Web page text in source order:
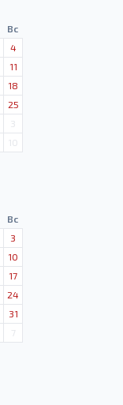
Вс
4
11
18
25
3
10
Вс
3
10
17
24
31
7